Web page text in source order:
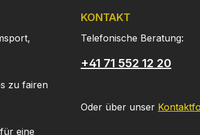
zu fairen
eine
KONTAKT
Telefonische Beratung:
+41 71 552 12 20
Oder über unser